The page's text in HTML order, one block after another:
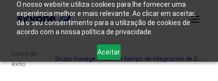
O nosso website utiliza cookies para lhe fornecer uma
experiência melhor e mais relevante. Ao clicar em aceitar,
dá o seu consentimento para a utilização de cookies de
acordo com a nossa política de privacidade.
Aceitar
Productos
Skyone?
Soluciones
somos
Casos de
éxito
Grupo Inovage reduce el tiempo de integración de SAP en un 60%